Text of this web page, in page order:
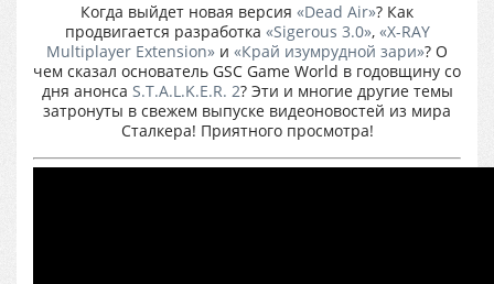
Когда выйдет новая версия «Dead Air»? Как
продвигается разработка «Sigerous 3.0», «X-RAY
Multiplayer Extension» и «Край изумрудной зари»? О
чем сказал основатель GSC Game World в годовщину со
дня анонса S.T.A.L.K.E.R. 2? Эти и многие другие темы
затронуты в свежем выпуске видеоновостей из мира
Сталкера! Приятного просмотра!